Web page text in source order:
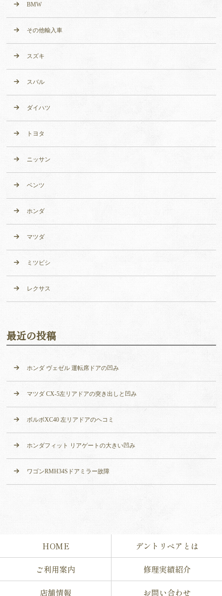
BMW
その他輸入車
スズキ
スバル
ダイハツ
トヨタ
ニッサン
ベンツ
ホンダ
マツダ
ミツビシ
レクサス
最近の投稿
ホンダ ヴェゼル 運転席ドアの凹み
マツダ CX-5左リアドアの突き出しと凹み
ボルボXC40 左リアドアのヘコミ
ホンダフィット リアゲートの大きい凹み
ワゴンRMH34Sドアミラー故障
HOME
デントリペアとは
ご利用案内
修理実績紹介
店舗情報
お問い合わせ